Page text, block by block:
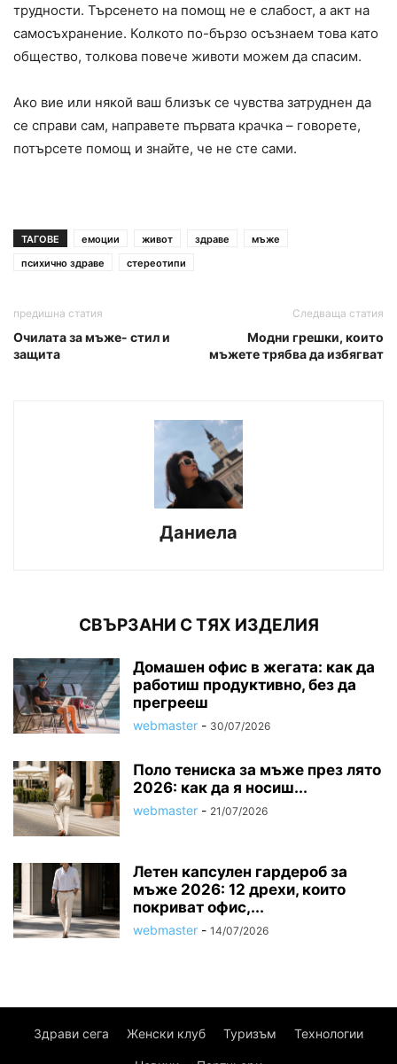
трудности. Търсенето на помощ не е слабост, а акт на
самосъхранение. Колкото по-бързо осъзнаем това като
общество, толкова повече животи можем да спасим.
Ако вие или някой ваш близък се чувства затруднен да
се справи сам, направете първата крачка – говорете,
потърсете помощ и знайте, че не сте сами.
ТАГОВЕ емоции живот здраве
мъже
психично здраве
стереотипи
предишна статия
Очилата за мъже- стил и
защита
Следваща статия
Модни грешки, които
мъжете трябва да избягват
Даниела
СВЪРЗАНИ С ТЯХ ИЗДЕЛИЯ
Домашен офис в жегата: как да
работиш продуктивно, без да
прегрееш
webmaster - 30/07/2026
Поло тениска за мъже през лято
2026: как да я носиш...
webmaster - 21/07/2026
Летен капсулен гардероб за
мъже 2026: 12 дрехи, които
покриват офис,...
webmaster - 14/07/2026
Здрави сега Женски клуб Туризъм Технологии